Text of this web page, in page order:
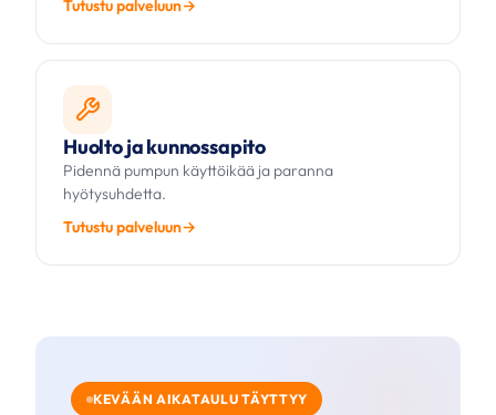
Tutustu palveluun
Huolto ja kunnossapito
Pidennä pumpun käyttöikää ja paranna
hyötysuhdetta.
Tutustu palveluun
KEVÄÄN AIKATAULU TÄYTTYY